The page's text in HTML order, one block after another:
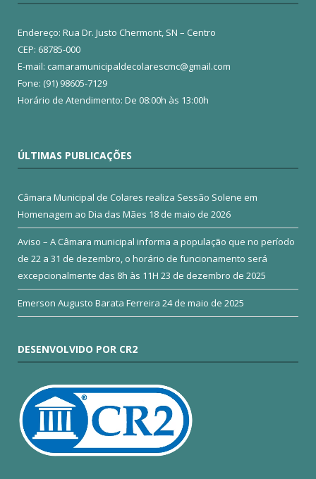
Endereço: Rua Dr. Justo Chermont, SN – Centro
CEP: 68785-000
E-mail: camaramunicipaldecolarescmc@gmail.com
Fone: (91) 98605-7129
Horário de Atendimento: De 08:00h às 13:00h
ÚLTIMAS PUBLICAÇÕES
Câmara Municipal de Colares realiza Sessão Solene em
Homenagem ao Dia das Mães 18 de maio de 2026
Aviso – A Câmara municipal informa a população que no período
de 22 a 31 de dezembro, o horário de funcionamento será
excepcionalmente das 8h às 11H 23 de dezembro de 2025
Emerson Augusto Barata Ferreira 24 de maio de 2025
DESENVOLVIDO POR CR2